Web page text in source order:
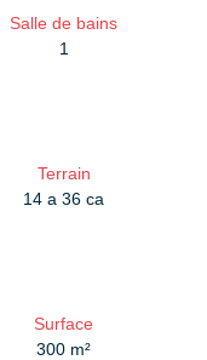
Salle de bains
1
Terrain
14 a 36 ca
Surface
300 m²